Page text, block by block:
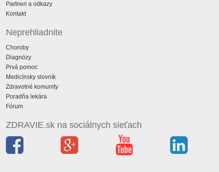
Partneri a odkazy
Kontakt
Neprehliadnite
Choroby
Diagnózy
Prvá pomoc
Medicínsky slovník
Zdravotné komunity
Poradňa lekára
Fórum
ZDRAVIE.sk na sociálnych sieťach